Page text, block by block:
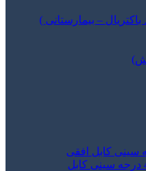
– بیمارستانی )